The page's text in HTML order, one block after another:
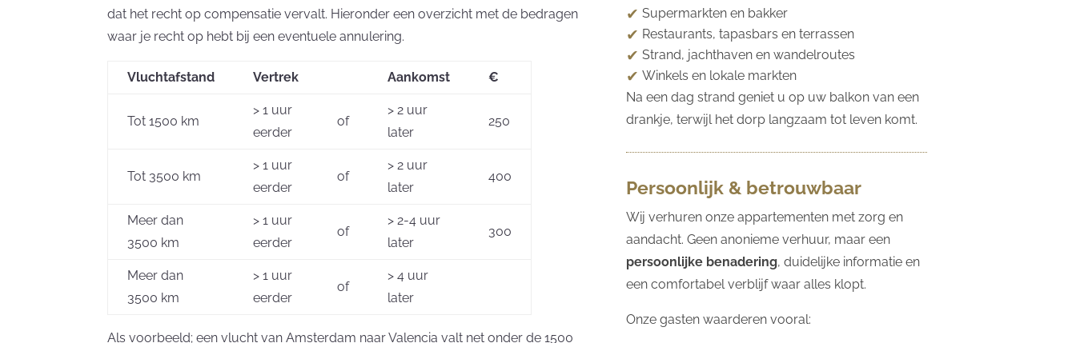
dat het recht op compensatie vervalt. Hieronder een overzicht met de bedragen
waar je recht op hebt bij een eventuele annulering.
Vluchtafstand Vertrek Aankomst €
Tot 1500 km
> 1 uur
eerder
of
> 2 uur
later
250
Tot 3500 km
> 1 uur
eerder
of
> 2 uur
later
400
Meer dan
3500 km
> 1 uur
eerder
of
> 2-4 uur
later
300
Meer dan
3500 km
> 1 uur
eerder
of
> 4 uur
later
Als voorbeeld; een vlucht van Amsterdam naar Valencia valt net onder de 1500
Supermarkten en bakker
Restaurants, tapasbars en terrassen
Strand, jachthaven en wandelroutes
Winkels en lokale markten
Na een dag strand geniet u op uw balkon van een
drankje, terwijl het dorp langzaam tot leven komt.
Persoonlijk & betrouwbaar
Wij verhuren onze appartementen met zorg en
aandacht. Geen anonieme verhuur, maar een
persoonlijke benadering, duidelijke informatie en
een comfortabel verblijf waar alles klopt.
Onze gasten waarderen vooral: